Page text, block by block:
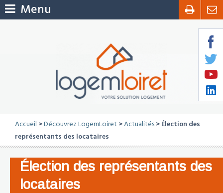
Menu
Accueil >Découvrez LogemLoiret >Actualités > Élection des
représentants des locataires
Élection des représentants des
locataires